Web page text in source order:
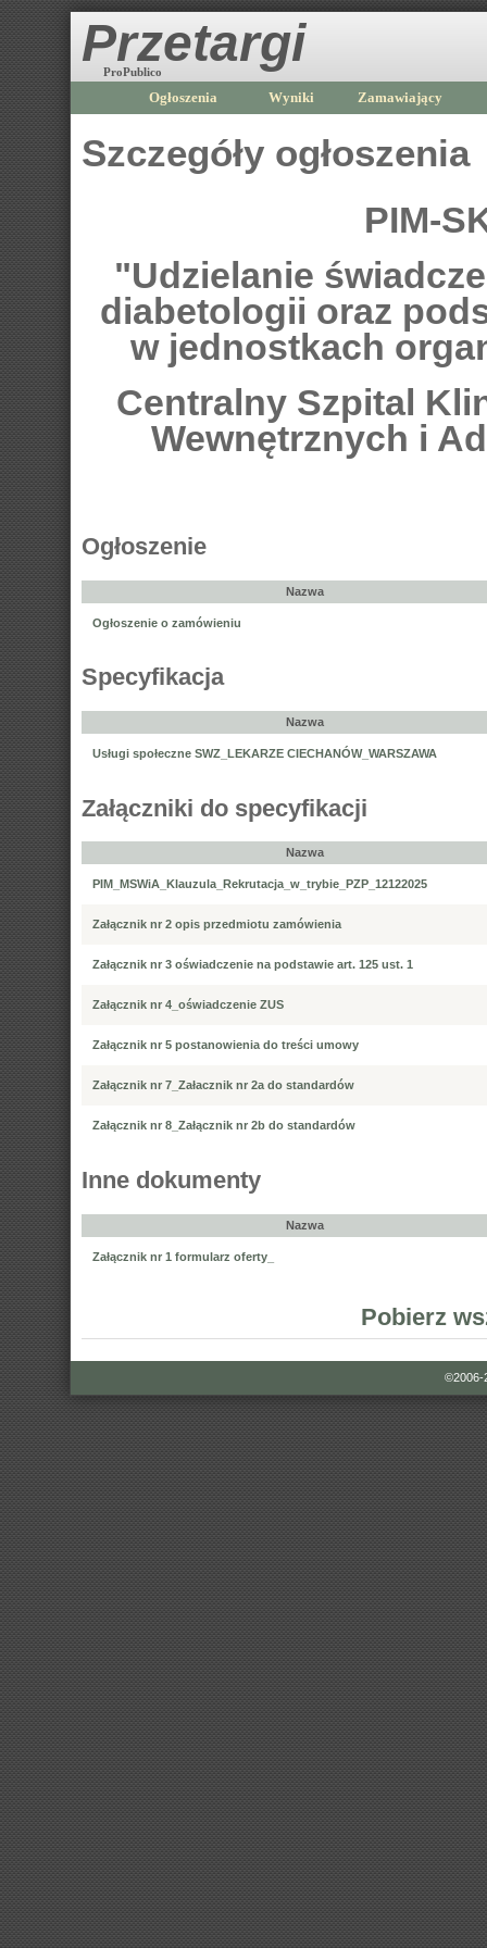
Przetargi
ProPublico
Ogłoszenia Wyniki Zamawiający
Szczegóły ogłoszenia
PIM-
"Udzielanie
diabetologii oraz
w jednostkach
Centralny Szpital
Wewnętrznych i
Ogłoszenie
Nazwa
Ogłoszenie o zamówieniu
Specyfikacja
Nazwa
Usługi społeczne SWZ_LEKARZE CIECHANÓW_WARSZAWA
Załączniki do specyfikacji
Nazwa
PIM_MSWiA_Klauzula_Rekrutacja_w_trybie_PZP_12122025
Załącznik nr 2 opis przedmiotu zamówienia
Załącznik nr 3 oświadczenie na podstawie art. 125 ust. 1
Załącznik nr 4_oświadczenie ZUS
Załącznik nr 5 postanowienia do treści umowy
Załącznik nr 7_Załacznik nr 2a do standardów
Załącznik nr 8_Załącznik nr 2b do standardów
Inne dokumenty
Nazwa
Załącznik nr 1 formularz oferty_
Pobierz
©2006-